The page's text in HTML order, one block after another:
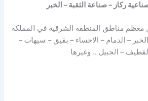
ركاز – صناعة الثقبة – الخبر
معظم مناطق المنطقة الشرقية في المملكة
الخبر – الدمام – الاحساء – بقيق – سيهات –
القطيف – الجبيل .. وغيرها